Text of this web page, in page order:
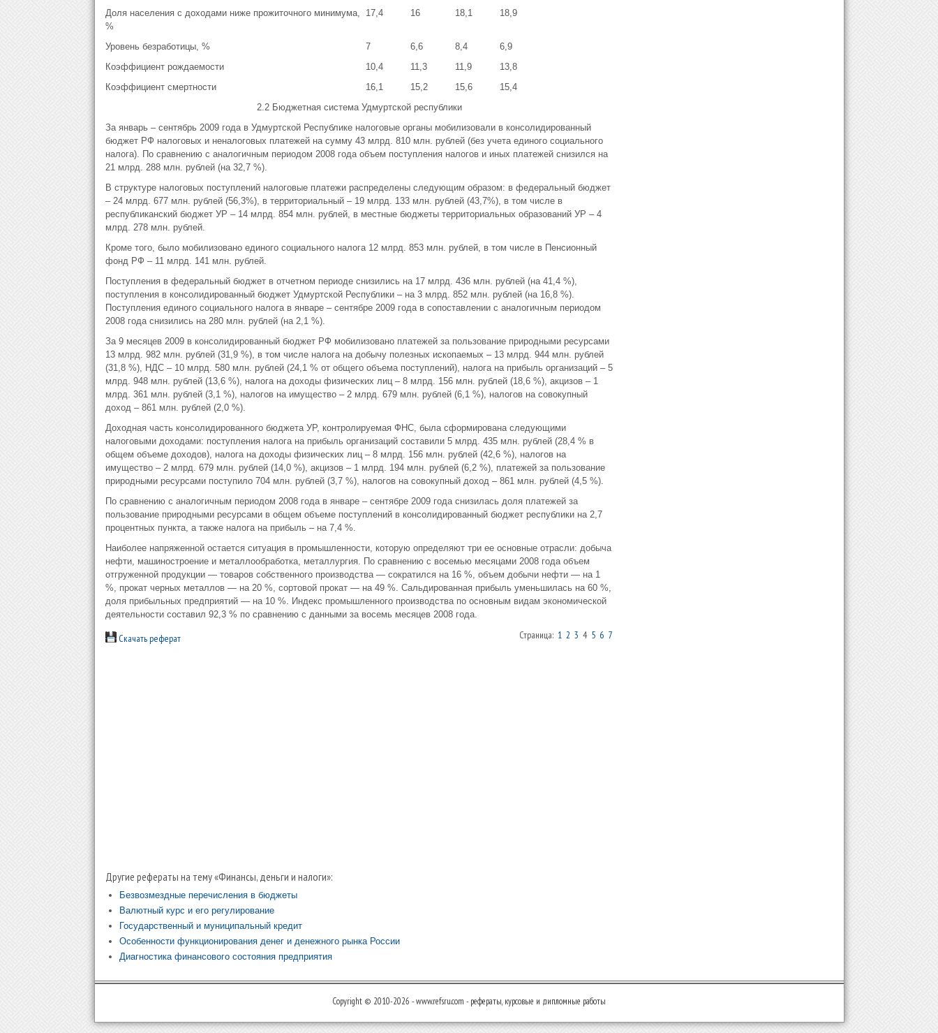
Доля населения с доходами ниже прожиточного минимума,
%
17,4 16 18,1 18,9
Уровень безработицы, % 7 6,6 8,4
6,9
Коэффициент рождаемости
10,4 11,3 11,9
13,8
Коэффициент смертности
16,1 15,2 15,6
15,4
2.2 Бюджетная система Удмуртской республики
За январь – сентябрь 2009 года в Удмуртской Республике налоговые органы мобилизовали в консолидированный
бюджет РФ налоговых и неналоговых платежей на сумму 43 млрд. 810 млн. рублей (без учета единого социального
налога). По сравнению с аналогичным периодом 2008 года объем поступления налогов и иных платежей снизился на
21 млрд. 288 млн. рублей (на 32,7 %).
В структуре налоговых поступлений налоговые платежи распределены следующим образом: в федеральный бюджет
– 24 млрд. 677 млн. рублей (56,3%), в территориальный – 19 млрд. 133 млн. рублей (43,7%), в том числе в
республиканский бюджет УР – 14 млрд. 854 млн. рублей, в местные бюджеты территориальных образований УР – 4
млрд. 278 млн. рублей.
Кроме того, было мобилизовано единого социального налога 12 млрд. 853 млн. рублей, в том числе в Пенсионный
фонд РФ – 11 млрд. 141 млн. рублей.
Поступления в федеральный бюджет в отчетном периоде снизились на 17 млрд. 436 млн. рублей (на 41,4 %),
поступления в консолидированный бюджет Удмуртской Республики – на 3 млрд. 852 млн. рублей (на 16,8 %).
Поступления единого социального налога в январе – сентябре 2009 года в сопоставлении с аналогичным периодом
2008 года снизились на 280 млн. рублей (на 2,1 %).
За 9 месяцев 2009 в консолидированный бюджет РФ мобилизовано платежей за пользование природными ресурсами
13 млрд. 982 млн. рублей (31,9 %), в том числе налога на добычу полезных ископаемых – 13 млрд. 944 млн. рублей
(31,8 %), НДС – 10 млрд. 580 млн. рублей (24,1 % от общего объема поступлений), налога на прибыль организаций – 5
млрд. 948 млн. рублей (13,6 %), налога на доходы физических лиц – 8 млрд. 156 млн. рублей (18,6 %), акцизов – 1
млрд. 361 млн. рублей (3,1 %), налогов на имущество – 2 млрд. 679 млн. рублей (6,1 %), налогов на совокупный
доход – 861 млн. рублей (2,0 %).
Доходная часть консолидированного бюджета УР, контролируемая ФНС, была сформирована следующими
налоговыми доходами: поступления налога на прибыль организаций составили 5 млрд. 435 млн. рублей (28,4 % в
общем объеме доходов), налога на доходы физических лиц – 8 млрд. 156 млн. рублей (42,6 %), налогов на
имущество – 2 млрд. 679 млн. рублей (14,0 %), акцизов – 1 млрд. 194 млн. рублей (6,2 %), платежей за пользование
природными ресурсами поступило 704 млн. рублей (3,7 %), налогов на совокупный доход – 861 млн. рублей (4,5 %).
По сравнению с аналогичным периодом 2008 года в январе – сентябре 2009 года снизилась доля платежей за
пользование природными ресурсами в общем объеме поступлений в консолидированный бюджет республики на 2,7
процентных пункта, а также налога на прибыль – на 7,4 %.
Наиболее напряженной остается ситуация в промышленности, которую определяют три ее основные отрасли: добыча
нефти, машиностроение и металлообработка, металлургия. По сравнению с восемью месяцами 2008 года объем
отгруженной продукции — товаров собственного производства — сократился на 16 %, объем добычи нефти — на 1
%, прокат черных металлов — на 20 %, сортовой прокат — на 49 %. Сальдированная прибыль уменьшилась на 60 %,
доля прибыльных предприятий — на 10 %. Индекс промышленного производства по основным видам экономической
деятельности составил 92,3 % по сравнению с данными за восемь месяцев 2008 года.
Скачать реферат Страница: 1 2 3 4 5 6 7
Другие рефераты на тему «Финансы, деньги и налоги»:
Безвозмездные перечисления в бюджеты
Валютный курс и его регулирование
Государственный и муниципальный кредит
Особенности функционирования денег и денежного рынка России
Диагностика финансового состояния предприятия
Copyright © 2010-2026 - www.refsru.com - рефераты, курсовые и дипломные работы